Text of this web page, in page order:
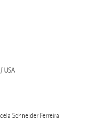
USA
Schneider Ferreira